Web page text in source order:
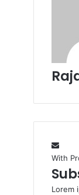
With
Lorem